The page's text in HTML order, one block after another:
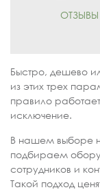
ОТЗЫВЫ
Быстро, дешево
из этих трех
правило
исключение.
В нашем выборе
подбираем
сотрудников и
Такой подход